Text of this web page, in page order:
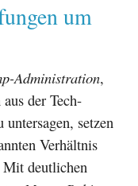
um
Administration,
der Tech-
setzen
Verhältnis
Mit deutlichen